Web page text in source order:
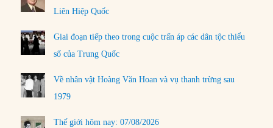
Liên Hiệp Quốc
Giai đoạn tiếp theo trong cuộc trấn áp các dân tộc thiểu
số của Trung Quốc
Về nhân vật Hoàng Văn Hoan và vụ thanh trừng sau
1979
Thế giới hôm nay: 07/08/2026